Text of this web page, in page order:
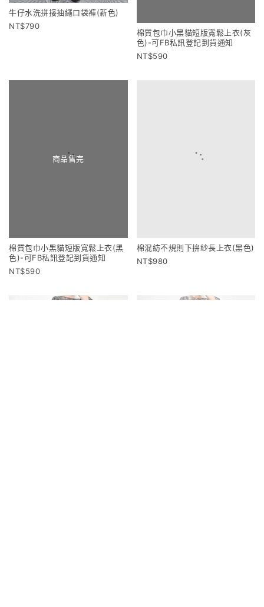
牛仔水洗拼接抽繩口袋褲(新色)
790
棉質包巾小黑貓短版寬鬆上衣(灰
色)-可FB私訊登記到貨通知
590
商品售完
棉質包巾小黑貓短版寬鬆上衣(黑
色)-可FB私訊登記到貨通知
590
棉混紡不規則下拚紗長上衣(黑色)
980